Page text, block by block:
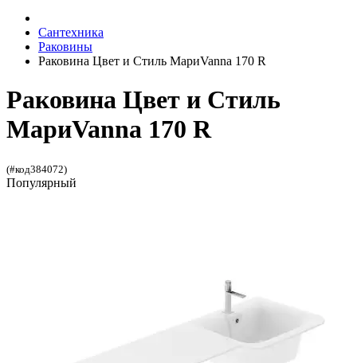
Сантехника
Раковины
Раковина Цвет и Стиль МариVanna 170 R
Раковина Цвет и Стиль
МариVanna 170 R
(#код384072)
Популярный